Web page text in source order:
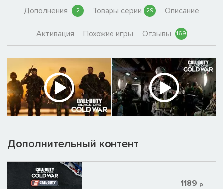
Дополнения 2 Товары серии 29 Описание
Активация Похожие игры Отзывы 169
Дополнительный контент
1189 р